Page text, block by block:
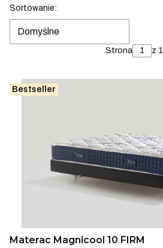
Lista produktów
Sortowanie:
Domyślne
Strona z 1
Bestseller
Materac Magnicool 10 FIRM